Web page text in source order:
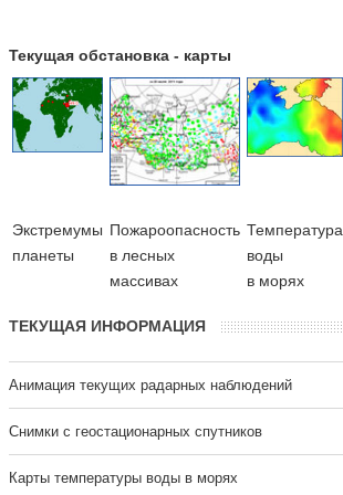
Текущая обстановка - карты
Экстремумы
планеты
Пожароопасность
в лесных
массивах
Температура
воды
в морях
ТЕКУЩАЯ ИНФОРМАЦИЯ
Анимация текущих радарных наблюдений
Cнимки с геостационарных спутников
Карты температуры воды в морях